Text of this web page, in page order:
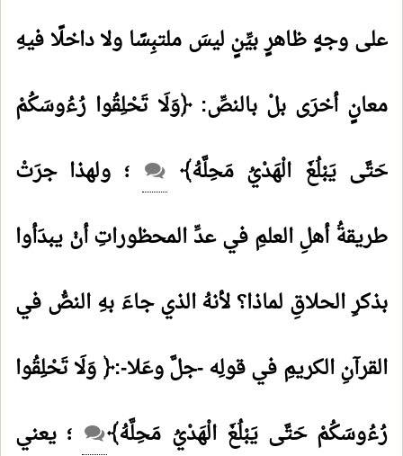
على وجهٍ ظاهرٍ بيِّنٍ ليسَ ملتبِسًا ولا داخلًا فيهِ
معانٍ أخرَى بلْ بالنصِّ: ﴿وَلَا تَحْلِقُوا رُءُوسَكُمْ
حَتَّى يَبْلُغَ الْهَدْيُ مَحِلَّهُ﴾
؛ ولهذا جرَتْ
طريقةُ أهلِ العلمِ في عدِّ المحظوراتِ أنْ يبدَأوا
بذكرِ الحلاقِ لماذا؟ لأنهُ الذي جاءَ بهِ النصُّ في
القرآنِ الكريمِ في قولِه -جلَّ وعَلا-:﴿ وَلَا تَحْلِقُوا
رُءُوسَكُمْ حَتَّى يَبْلُغَ الْهَدْيُ مَحِلَّهُ﴾
؛ يعني